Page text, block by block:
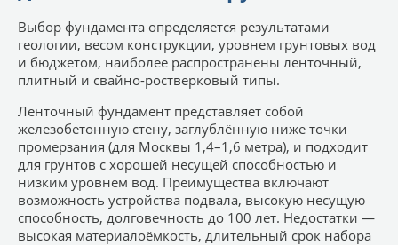
Выбор фундамента определяется результатами
геологии, весом конструкции, уровнем грунтовых вод
и бюджетом, наиболее распространены ленточный,
плитный и свайно-ростверковый типы.
Ленточный фундамент представляет собой
железобетонную стену, заглублённую ниже точки
промерзания (для Москвы 1,4–1,6 метра), и подходит
для грунтов с хорошей несущей способностью и
низким уровнем вод. Преимущества включают
возможность устройства подвала, высокую несущую
способность, долговечность до 100 лет. Недостатки —
высокая материалоёмкость, длительный срок набора